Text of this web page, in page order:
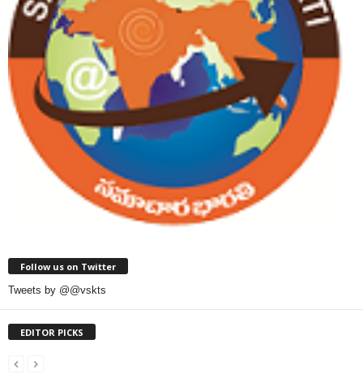
Follow us on Twitter
Tweets by @@vskts
EDITOR PICKS